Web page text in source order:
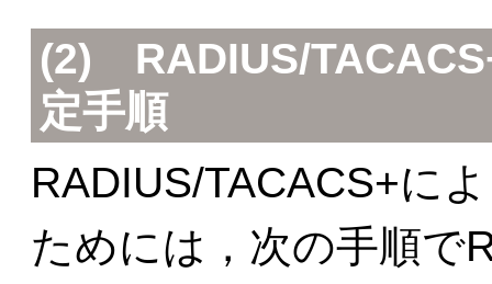
(2) RADIUS/
定手順
RADIUS/TACACS+に
ためには，次の手順で